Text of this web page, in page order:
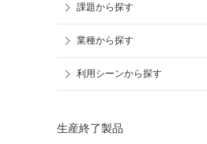
課題から探す
業種から探す
利用シーンから探す
生産終了製品